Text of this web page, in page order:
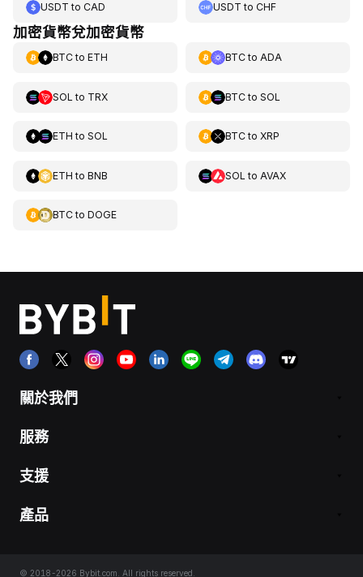
USDT to CAD USDT toCHF
加密貨幣兌加密貨幣
BTCto ETH BTCto ADA
SOL to TRX BTCto SOL
ETH to SOL BTCto XRP
ETH to BNB SOL to AVAX
BTCto DOGE
關於我們
服務
支援
產品
© 2018-2026 Bybit.com. All rights reserved.